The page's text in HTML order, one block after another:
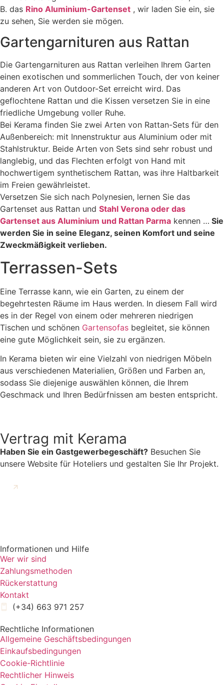
B. das Rino Aluminium-Gartenset , wir laden Sie ein, sie
zu sehen, Sie werden sie mögen.
Gartengarnituren aus Rattan
Die Gartengarnituren aus Rattan verleihen Ihrem Garten
einen exotischen und sommerlichen Touch, der von keiner
anderen Art von Outdoor-Set erreicht wird. Das
geflochtene Rattan und die Kissen versetzen Sie in eine
friedliche Umgebung voller Ruhe.
Bei Kerama finden Sie zwei Arten von Rattan-Sets für den
Außenbereich: mit Innenstruktur aus Aluminium oder mit
Stahlstruktur. Beide Arten von Sets sind sehr robust und
langlebig, und das Flechten erfolgt von Hand mit
hochwertigem synthetischem Rattan, was ihre Haltbarkeit
im Freien gewährleistet.
Versetzen Sie sich nach Polynesien, lernen Sie das
Gartenset aus Rattan und Stahl Verona oder das
Gartenset aus Aluminium und Rattan Parma kennen … Sie
werden Sie in seine Eleganz, seinen Komfort und seine
Zweckmäßigkeit verlieben.
Terrassen-Sets
Eine Terrasse kann, wie ein Garten, zu einem der
begehrtesten Räume im Haus werden. In diesem Fall wird
es in der Regel von einem oder mehreren niedrigen
Tischen und schönen Gartensofas begleitet, sie können
eine gute Möglichkeit sein, sie zu ergänzen.
In Kerama bieten wir eine Vielzahl von niedrigen Möbeln
aus verschiedenen Materialien, Größen und Farben an,
sodass Sie diejenige auswählen können, die Ihrem
Geschmack und Ihren Bedürfnissen am besten entspricht.
Vertrag mit Kerama
Haben Sie ein Gastgewerbegeschäft? Besuchen Sie
unsere Website für Hoteliers und gestalten Sie Ihr Projekt.
Informationen und Hilfe
Wer wir sind
Zahlungsmethoden
Rückerstattung
Kontakt
(+34) 663 971 257
Rechtliche Informationen
Allgemeine Geschäftsbedingungen
Einkaufsbedingungen
Cookie-Richtlinie
Rechtlicher Hinweis